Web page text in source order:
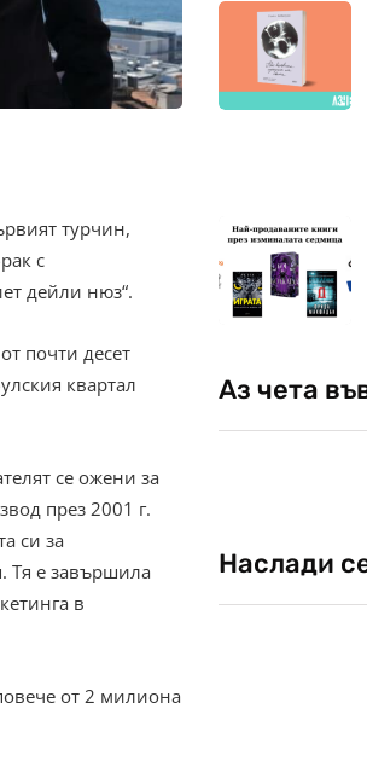
турчин,
с
дейли нюз“.
почти десет
квартал
се ожени за
през 2001 г.
си за
Тя е завършила
в
от 2 милиона
Аз чета
Наслади